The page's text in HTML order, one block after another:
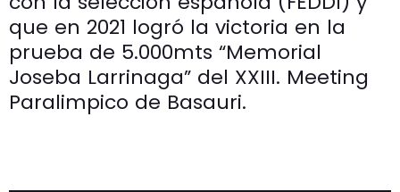
que en 2021 logró la victoria en la
prueba de 5.000mts “Memorial
Joseba Larrinaga” del XXIII. Meeting
Paralimpico de Basauri.